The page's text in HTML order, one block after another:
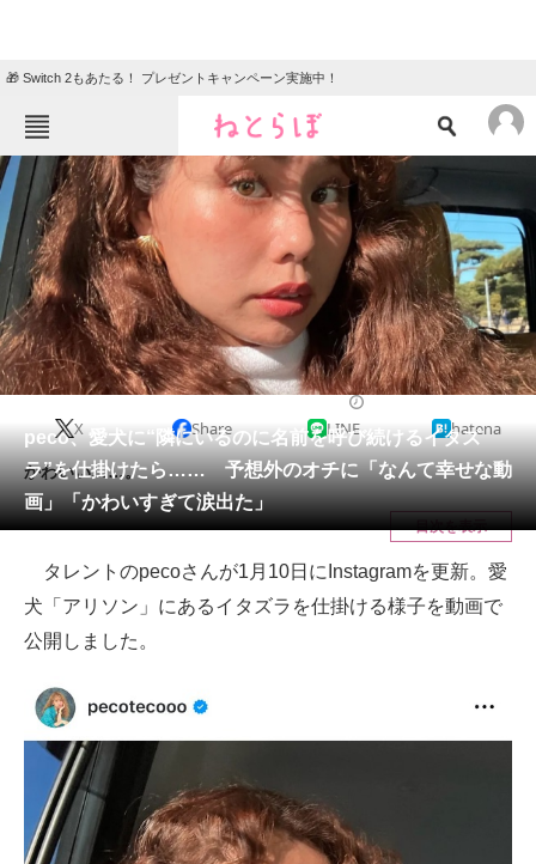
🎁 Switch 2もあたる！ プレゼントキャンペーン実施中！
ねとらぼメニュー
TOP ニュース
エンタメ クイズ
グルメ 地域
住まい 教育・育児
動物 リサーチ
会員記事
メディア
注目記事を集めた総合ページ
ITの今と未来を見通す
スマホと通信の最新トレンド
進化するPCとデバイスの未来
好きが集まる 比べて選べる
ビジネスと働き方のヒント
AI活用のいまが分かる
peco、愛犬に“隣にいるのに名前を呼び続けるイタズ
ラ”を仕掛けたら…… 予想外のオチに「なんて幸せな動
画」「かわいすぎて涙出た」
X Share LINE hatena
かわいい……。
目次を表示
タレントのpecoさんが1月10日にInstagramを更新。愛
犬「アリソン」にあるイタズラを仕掛ける様子を動画で
公開しました。